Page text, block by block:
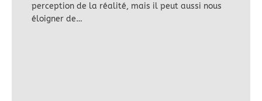
perception de la réalité, mais il peut aussi nous
éloigner de…